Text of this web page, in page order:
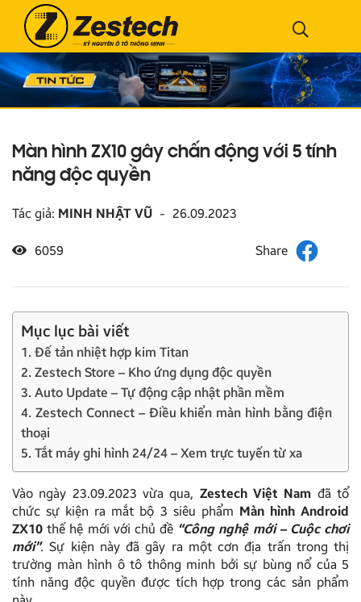
Màn hình ZX10 gây chấn động với 5 tính
năng độc quyền
Tác giả: MINH NHẬT VŨ - 26.09.2023
6059
Mục lục bài viết
1. Đế tản nhiệt hợp kim Titan
2. Zestech Store – Kho ứng dụng độc quyền
3. Auto Update – Tự động cập nhật phần mềm
4. Zestech Connect – Điều khiển màn hình bằng điện
thoại
5. Tắt máy ghi hình 24/24 – Xem trực tuyến từ xa
Vào ngày 23.09.2023 vừa qua, Zestech Việt Nam đã tổ
chức sự kiện ra mắt bộ 3 siêu phẩm Màn hình Android
ZX10 thế hệ mới với chủ đề “Công nghệ mới – Cuộc chơi
mới”. Sự kiện này đã gây ra một cơn địa trấn trong thị
trường màn hình ô tô thông minh bởi sự bùng nổ của 5
tính năng độc quyền được tích hợp trong các sản phẩm